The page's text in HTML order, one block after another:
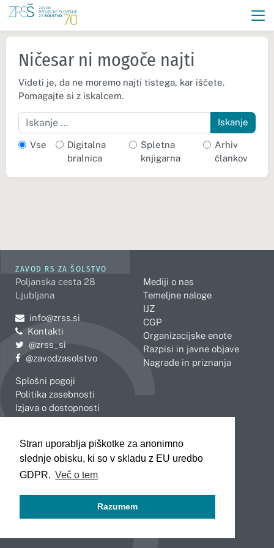
Stran uporablja piškotke za anonimno
slednje obisku, ki so v skladu z EU uredbo
GDPR. Več o tem
Razumem
Ničesar ni mogoče najti
Videti je, da ne moremo najti tistega, kar iščete.
Pomagajte si z iskalcem.
Iskanje
Vse
Digitalna
bralnica
Spletna
knjigarna
Arhiv
člankov
ZAVOD RS ZA ŠOLSTVO
Poljanska cesta 28
Ljubljana
Pošljite e-mail na
info@zrss.si
Kontakti
Pojdite na Twitter:
@zrss_si
Pojdite na Facebook:
@zavodzasolstvo
Splošni pogoji
Politika zasebnosti
Izjava o dostopnosti
Mediji o nas
Temeljne naloge
IJZ
CGP
Organizacijske enote
Razpisi in javne objave
Nagrade in priznanja
Celje
Koper
Kranj
Novo mesto
Slovenj Gradec